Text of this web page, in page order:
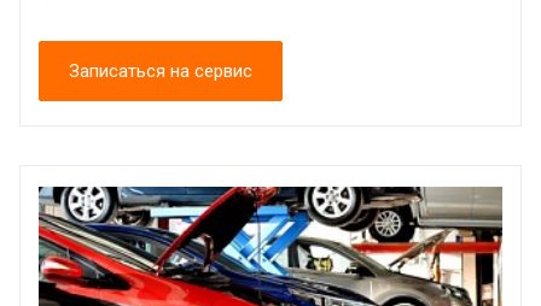
Записаться на сервис